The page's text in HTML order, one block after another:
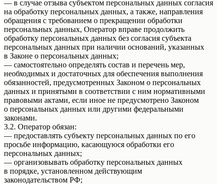
— в случае отзыва субъектом персональных данных согласия
на обработку персональных данных, а также, направления
обращения с требованием о прекращении обработки
персональных данных, Оператор вправе продолжить
обработку персональных данных без согласия субъекта
персональных данных при наличии оснований, указанных
в Законе о персональных данных;
— самостоятельно определять состав и перечень мер,
необходимых и достаточных для обеспечения выполнения
обязанностей, предусмотренных Законом о персональных
данных и принятыми в соответствии с ним нормативными
правовыми актами, если иное не предусмотрено Законом
о персональных данных или другими федеральными
законами.
3.2. Оператор обязан:
— предоставлять субъекту персональных данных по его
просьбе информацию, касающуюся обработки его
персональных данных;
— организовывать обработку персональных данных
в порядке, установленном действующим
законодательством РФ;